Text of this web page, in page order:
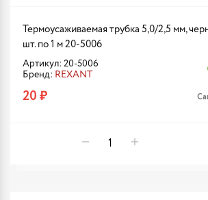
Термоусаживаемая трубка 5,0/2,5 мм,
шт. по 1 м 20-5006
Артикул: 20-5006
Бренд: REXANT
20 ₽